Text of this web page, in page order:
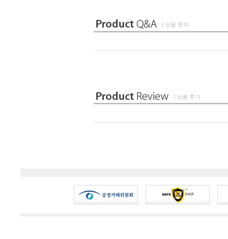
| 상품 문의
| 상품 후기